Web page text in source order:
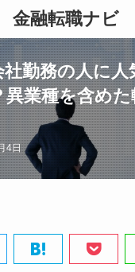
金融転職ナビ
社勤務の人に人
異業種を含め
4日